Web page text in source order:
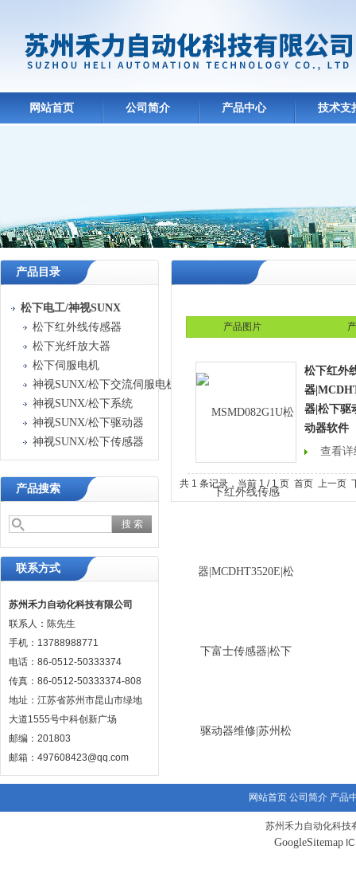
网站首页 公司简介 产品中心 技术支
产品目录
松下电工/神视SUNX
松下红外线传感器
松下光纤放大器
松下伺服电机
神视SUNX/松下交流伺服电机驱动器
神视SUNX/松下系统
神视SUNX/松下驱动器
神视SUNX/松下传感器
产品搜索
联系方式
苏州禾力自动化科技有限公司
联系人：陈先生
手机：13788988771
电话：86-0512-50333374
传真：86-0512-50333374-808
地址：江苏省苏州市昆山市绿地
大道1555号中科创新广场
邮编：201803
邮箱：497608423@qq.com
产品图片
松下红外
器
器|松下驱
动器软件
查看
共 1 条记录，当前 1 / 1 页 首页 上一页
网站首页 公司简介 产品
苏州禾力自动化科技
GoogleSitemap